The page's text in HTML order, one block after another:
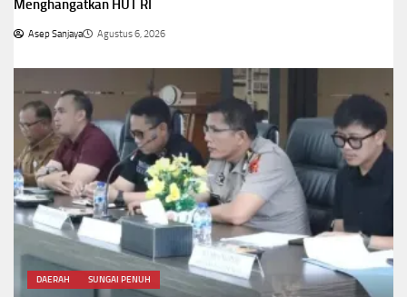
Menghangatkan HUT RI
Asep Sanjaya Agustus 6, 2026
DAERAH SUNGAI PENUH